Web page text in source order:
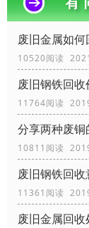
废旧金属如何
10520阅读
废旧钢铁回收
11764阅读
分享两种废铜
10811阅读
废旧钢铁回
11361阅读
废旧金属回收